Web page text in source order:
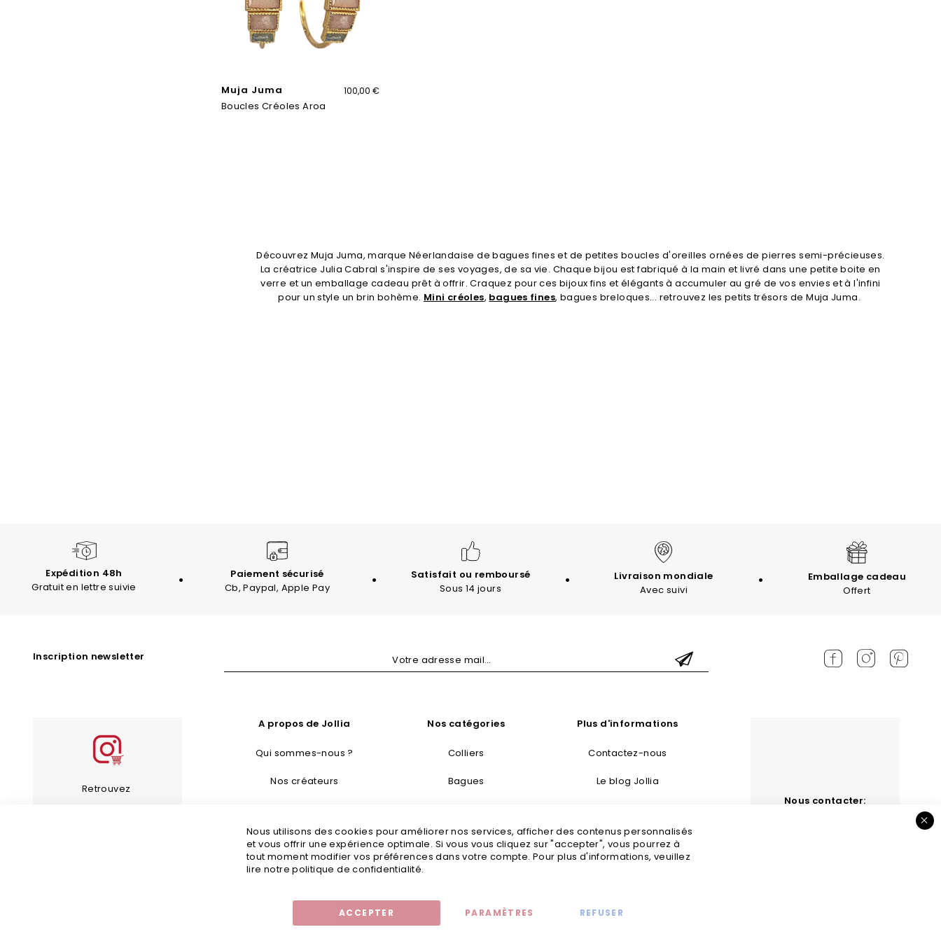
Muja Juma 100,00 €
Boucles Créoles Aroa
Découvrez Muja Juma, marque Néerlandaise de bagues fines et de petites boucles d'oreilles ornées de pierres semi-précieuses.
La créatrice Julia Cabral s'inspire de ses voyages, de sa vie. Chaque bijou est fabriqué à la main et livré dans une petite boite en
verre et un emballage cadeau prêt à offrir. Craquez pour ces bijoux fins et élégants à accumuler au gré de vos envies et à l'infini
pour un style un brin bohème. Mini créoles, bagues fines, bagues breloques... retrouvez les petits trésors de Muja Juma.
Expédition 48h
Gratuit en lettre suivie
Paiement sécurisé
Cb, Paypal, Apple Pay
Satisfait ou remboursé
Sous 14 jours
Livraison mondiale
Avec suivi
Emballage cadeau
Offert
Inscription newsletter
Retrouvez
A propos de Jollia
Qui sommes-nous ?
Nos créateurs
Guide d’entretien
Guide des tailles
Nos catégories
Colliers
Bagues
Boucles d’oreilles
Plus d'informations
Contactez-nous
Le blog Jollia
Mentions légales
Nous contacter:
Nous utilisons des cookies pour améliorer nos services, afficher des contenus personnalisés
et vous offrir une expérience optimale. Si vous vous cliquez sur "accepter", vous pourrez à
tout moment modifier vos préférences dans votre compte. Pour plus d'informations, veuillez
lire notre politique de confidentialité.
ACCEPTER PARAMÈTRES REFUSER